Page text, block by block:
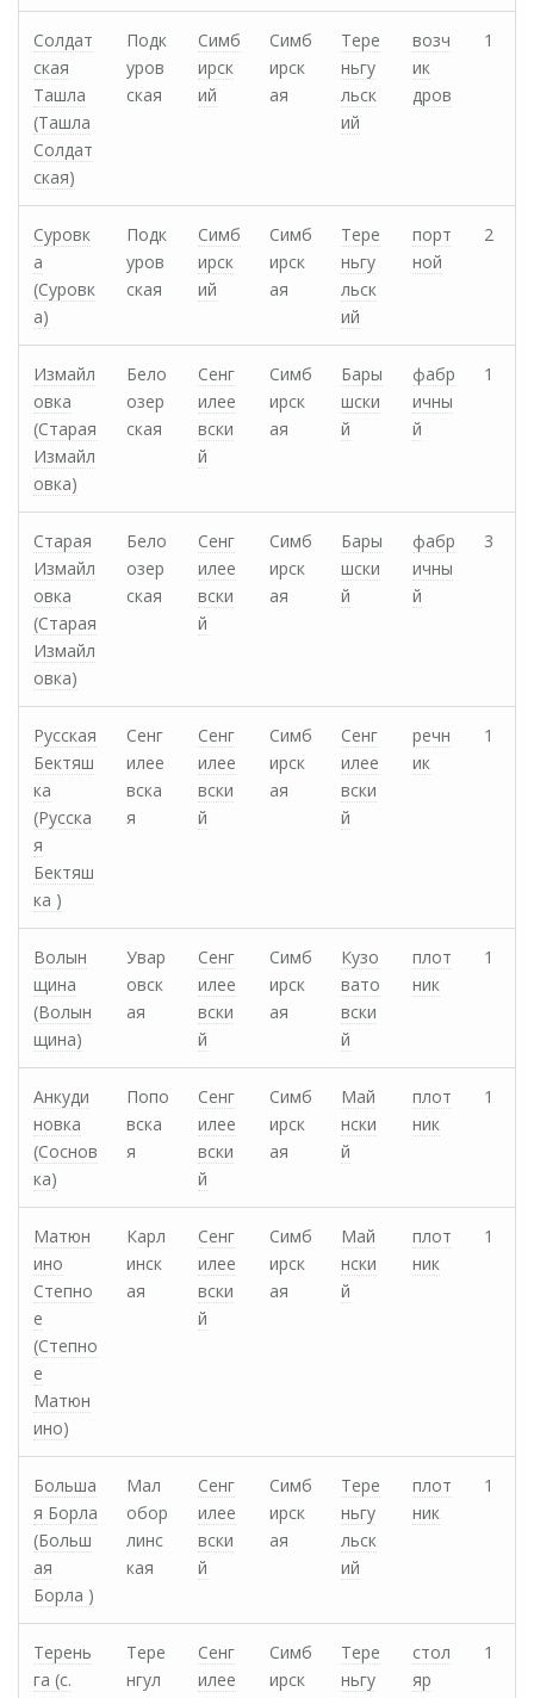
Солдат
ская
Ташла
(Ташла
Солдат
ская)
Подк
уров
ская
Симб
ирск
ий
Симб
ирск
ая
Тере
ньгу
льск
ий
возч
ик
дров
1
Суровк
а
(Суровк
а)
Подк
уров
ская
Симб
ирск
ий
Симб
ирск
ая
Тере
ньгу
льск
ий
порт
ной
2
Измайл
овка
(Старая
Измайл
овка)
Бело
озер
ская
Сенг
илее
вски
й
Симб
ирск
ая
Бары
шски
й
фабр
ичны
й
1
Старая
Измайл
овка
(Старая
Измайл
овка)
Бело
озер
ская
Сенг
илее
вски
й
Симб
ирск
ая
Бары
шски
й
фабр
ичны
й
3
Русская
Бектяш
ка
(Русска
я
Бектяш
ка )
Сенг
илее
вска
я
Сенг
илее
вски
й
Симб
ирск
ая
Сенг
илее
вски
й
речн
ик
1
Волын
щина
(Волын
щина)
Увар
овск
ая
Сенг
илее
вски
й
Симб
ирск
ая
Кузо
вато
вски
й
плот
ник
1
Анкуди
новка
(Соснов
ка)
Попо
вска
я
Сенг
илее
вски
й
Симб
ирск
ая
Май
нски
й
плот
ник
1
Матюн
ино
Степно
е
(Степно
е
Матюн
ино)
Карл
инск
ая
Сенг
илее
вски
й
Симб
ирск
ая
Май
нски
й
плот
ник
1
Больша
я Борла
(Больш
ая
Борла )
Мал
обор
линс
кая
Сенг
илее
вски
й
Симб
ирск
ая
Тере
ньгу
льск
ий
плот
ник
1
Терень
га (с.
Тере
нгул
Сенг
илее
Симб
ирск
Тере
ньгу
стол
яр
1